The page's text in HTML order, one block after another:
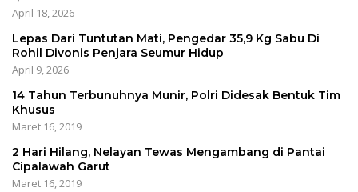
April 18, 2026
Lepas Dari Tuntutan Mati, Pengedar 35,9 Kg Sabu Di
Rohil Divonis Penjara Seumur Hidup
April 9, 2026
14 Tahun Terbunuhnya Munir, Polri Didesak Bentuk Tim
Khusus
Maret 16, 2019
2 Hari Hilang, Nelayan Tewas Mengambang di Pantai
Cipalawah Garut
Maret 16, 2019